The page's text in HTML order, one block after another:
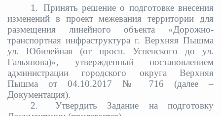
1. Принять решение о подготовке внесения
изменений в проект межевания территории для
размещения линейного объекта «Дорожно-
транспортная инфраструктура г. Верхняя Пышма
ул. Юбилейная (от просп. Успенского до ул.
Гальянова)», утвержденный постановлением
администрации городского округа Верхняя
Пышма от 04.10.2017 № 716 (далее –
Документация).
2.
Утвердить Задание на подготовку